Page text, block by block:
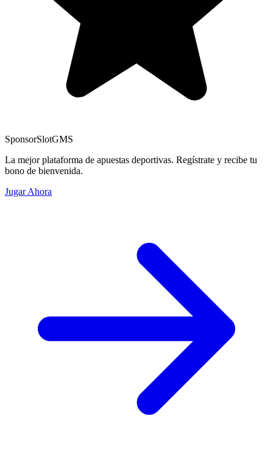
SponsorSlotGMS
La mejor plataforma de apuestas deportivas. Regístrate y recibe tu
bono de bienvenida.
Jugar Ahora